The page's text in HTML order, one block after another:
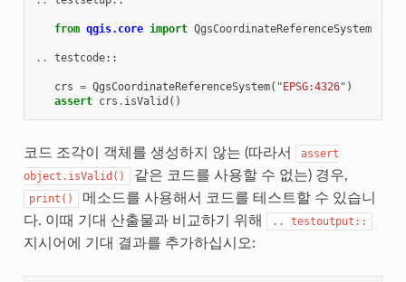
from qgis.core import QgsCoordinateReferenceSystem
.. testcode::
crs = QgsCoordinateReferenceSystem( "EPSG:4326" )
assert crs . isValid ()
코드 조각이 객체를 생성하지 않는 (따라서
assert
object.isValid()
같은 코드를 사용할 수 없는) 경우,
print()
메소드를 사용해서 코드를 테스트할 수 있습니
다. 이때 기대 산출물과 비교하기 위해
.. testoutput::
지시어에 기대 결과를 추가하십시오: